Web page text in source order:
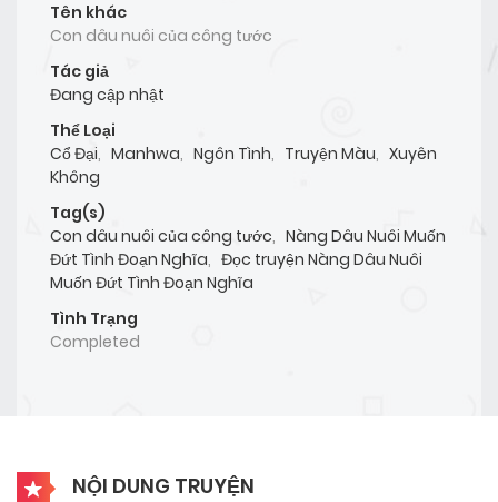
Tên khác
Con dâu nuôi của công tước
Tác giả
Đang cập nhật
Thể Loại
Cổ Đại, Manhwa, Ngôn Tình, Truyện Màu, Xuyên
Không
Tag(s)
Con dâu nuôi của công tước, Nàng Dâu Nuôi Muốn
Đứt Tình Đoạn Nghĩa, Đọc truyện Nàng Dâu Nuôi
Muốn Đứt Tình Đoạn Nghĩa
Tình Trạng
Completed
NỘI DUNG TRUYỆN